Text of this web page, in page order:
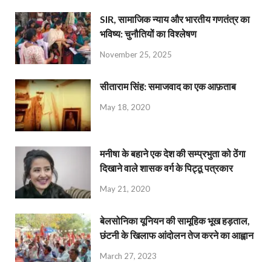
SIR, सामाजिक न्याय और भारतीय गणतंत्र का
भविष्य: चुनौतियों का विश्लेषण
November 25, 2025
सीताराम सिंह: समाजवाद का एक आफ़ताब
May 18, 2020
मनीषा के बहाने एक देश की सम्प्रभुता को ठेंगा
दिखाने वाले शासक वर्ग के पिट्ठू पत्रकार
May 21, 2020
बेलसोनिका यूनियन की सामूहिक भूख हड़ताल,
छंटनी के खिलाफ आंदोलन तेज करने का आह्वान
March 27, 2023